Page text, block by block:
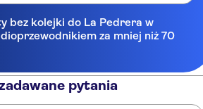
bez kolejki do La Pedrera w
za mniej niż 70
pytania